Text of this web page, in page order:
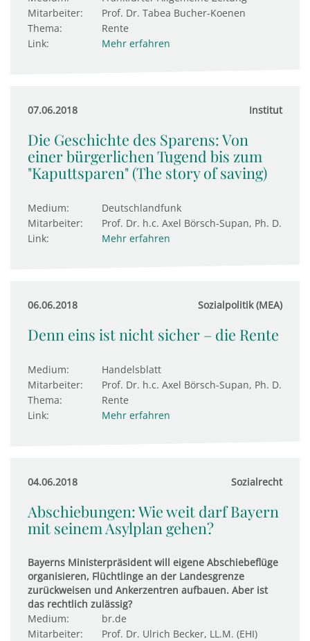
Mitarbeiter:
Prof. Dr. Tabea Bucher-Koenen
Thema:
Rente
Link:
Mehr erfahren
07.06.2018 Institut
Die Geschichte des Sparens: Von
einer bürgerlichen Tugend bis zum
"Kaputtsparen" (The story of saving)
Medium:
Deutschlandfunk
Mitarbeiter:
Prof. Dr. h.c. Axel Börsch-Supan, Ph. D.
Link:
Mehr erfahren
06.06.2018 Sozialpolitik (MEA)
Denn eins ist nicht sicher – die Rente
Medium:
Handelsblatt
Mitarbeiter:
Prof. Dr. h.c. Axel Börsch-Supan, Ph. D.
Thema:
Rente
Link:
Mehr erfahren
04.06.2018 Sozialrecht
Abschiebungen: Wie weit darf Bayern
mit seinem Asylplan gehen?
Bayerns Ministerpräsident will eigene Abschiebeflüge
organisieren, Flüchtlinge an der Landesgrenze
zurückweisen und Ankerzentren aufbauen. Aber ist
das rechtlich zulässig?
Medium:
br.de
Mitarbeiter:
Prof. Dr. Ulrich Becker, LL.M. (EHI)